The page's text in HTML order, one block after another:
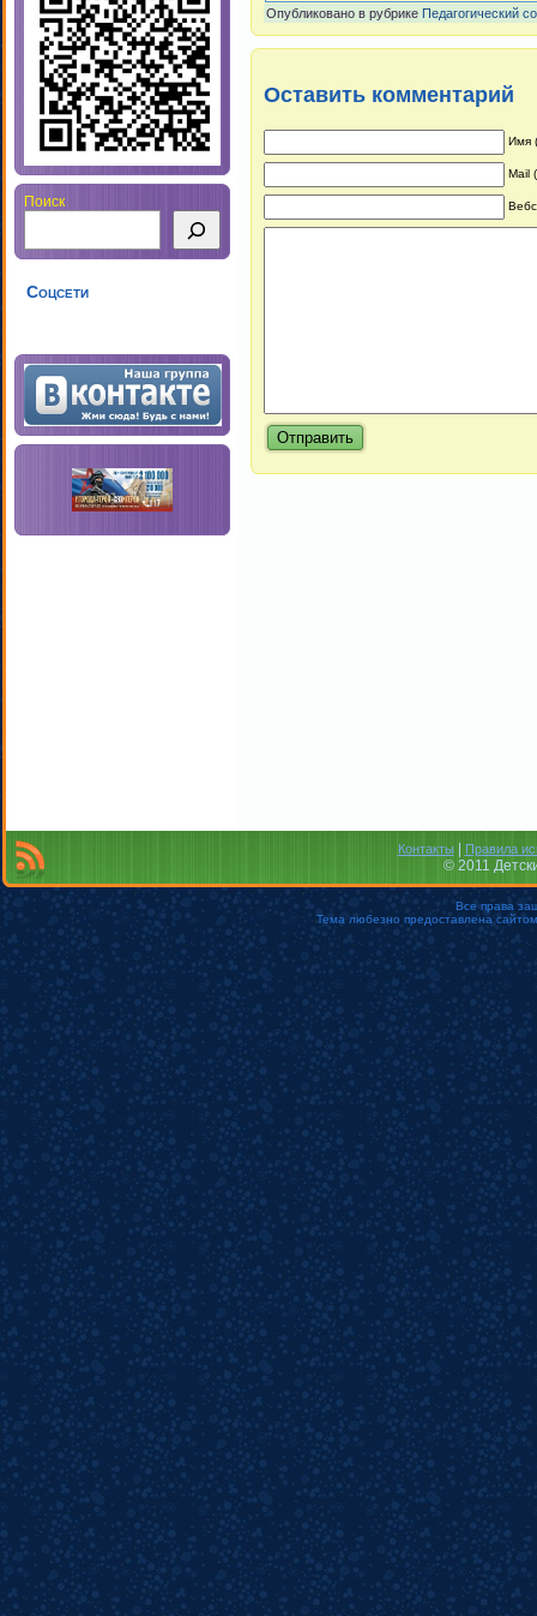
Поиск
Соцсети
Опубликовано в рубрике Педагогический
Оставить комментарий
Имя
Mail
Контакты| Правила
© 2011
Все права
Тема любезно предоставлена